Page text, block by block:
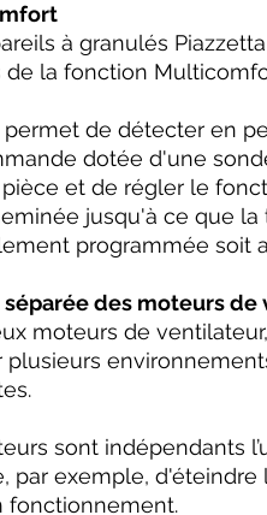
à granulés
de la fonction
de détecter en
dotée d'une
et de régler le
jusqu'à ce que
programmée soit
séparée des moteurs
moteurs de
plusieurs
sont indépendants
par exemple,
fonctionnement.